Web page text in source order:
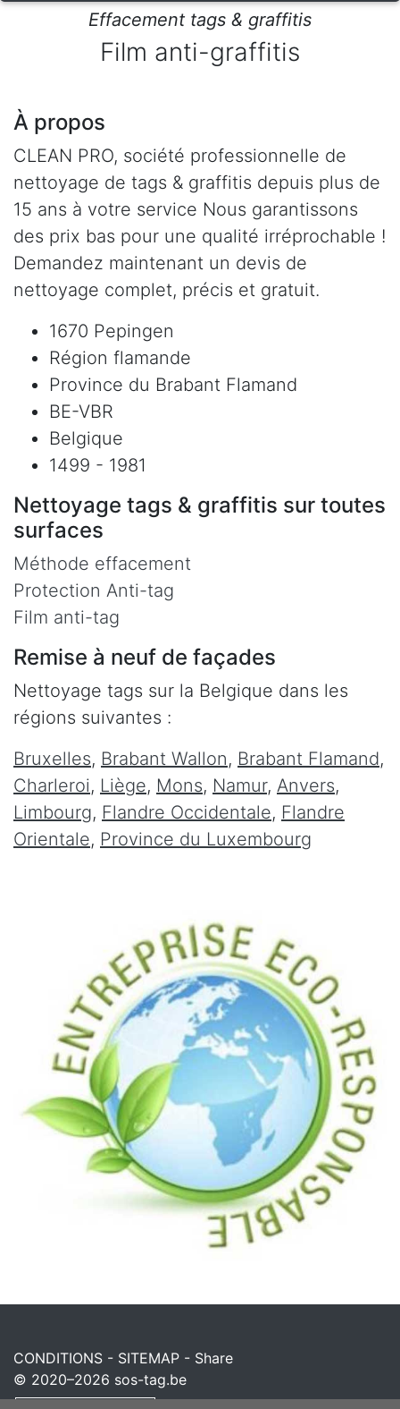
Effacement tags & graffitis
Film anti-graffitis
À propos
CLEAN PRO, société professionnelle de
nettoyage de tags & graffitis depuis plus de
15 ans à votre service Nous garantissons
des prix bas pour une qualité irréprochable !
Demandez maintenant un devis de
nettoyage complet, précis et gratuit.
1670 Pepingen
Région flamande
Province du Brabant Flamand
BE-VBR
Belgique
1499 - 1981
Nettoyage tags & graffitis sur toutes
surfaces
Méthode effacement
Protection Anti-tag
Film anti-tag
Remise à neuf de façades
Nettoyage tags sur la Belgique dans les
régions suivantes :
Bruxelles, Brabant Wallon, Brabant Flamand,
Charleroi, Liège, Mons, Namur, Anvers,
Limbourg, Flandre Occidentale, Flandre
Orientale, Province du Luxembourg
CONDITIONS - SITEMAP - Share
© 2020–2026 sos-tag.be